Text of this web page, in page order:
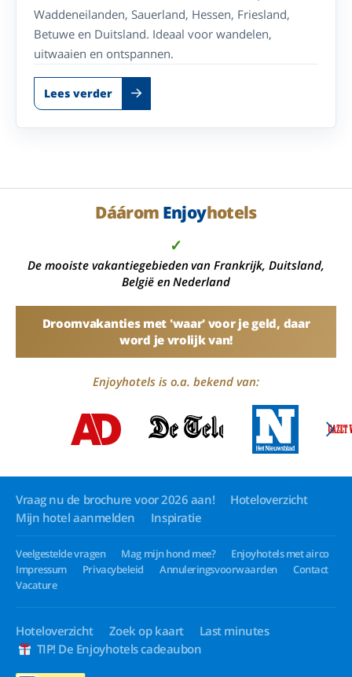
Waddeneilanden, Sauerland, Hessen, Friesland,
Betuwe en Duitsland. Ideaal voor wandelen,
uitwaaien en ontspannen.
Lees verder
Dáárom Enjoyhotels
✓
De mooiste vakantiegebieden van Frankrijk, Duitsland,
België en Nederland
Droomvakanties met 'waar' voor je geld, daar
word je vrolijk van!
Enjoyhotels is o.a. bekend van:
Vraag nu de brochure voor 2026 aan!
Hoteloverzicht
Mijn hotel aanmelden
Inspiratie
Veelgestelde vragen Mag mijn hond mee?
Enjoyhotels met airco
Impressum
Privacybeleid Annuleringsvoorwaarden
Contact
Vacature
Hoteloverzicht Zoek op kaart
Last minutes
TIP! De Enjoyhotels cadeaubon